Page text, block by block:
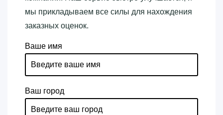
мы прикладываем все силы для нахождения
заказных оценок.
Ваше имя
Ваш город